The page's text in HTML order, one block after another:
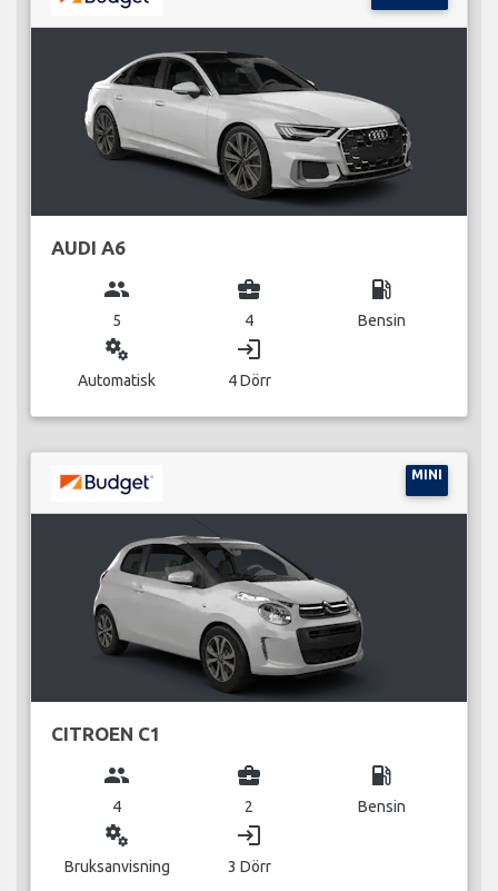
AUDI A6
group
5
business_center
4
local_gas_station
Bensin
miscellaneous_services
Automatisk
login
4 Dörr
MINI
CITROEN C1
group
4
business_center
2
local_gas_station
Bensin
miscellaneous_services
Bruksanvisning
login
3 Dörr